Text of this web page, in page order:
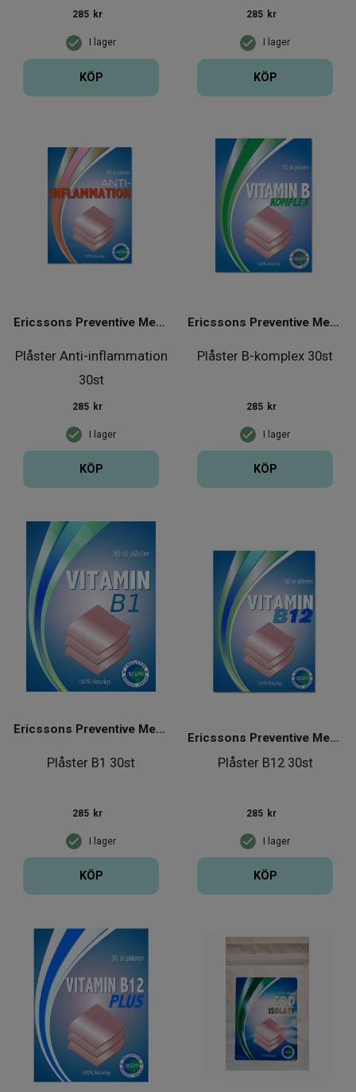
I lager
285 kr
KÖP
I lager
285 kr
KÖP
Plåster Anti-inflammation
30st
Ericssons Preventive Medical Group
I lager
285 kr
KÖP
Plåster B-komplex 30st
Ericssons Preventive Medical Group
I lager
285 kr
KÖP
Plåster B1 30st
Ericssons Preventive Medical Group
I lager
285 kr
KÖP
Plåster B12 30st
Ericssons Preventive Medical Group
I lager
285 kr
KÖP